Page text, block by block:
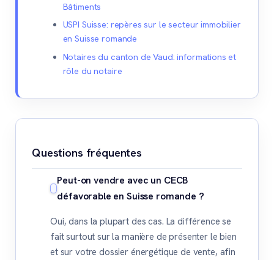
Bâtiments
USPI Suisse: repères sur le secteur immobilier
en Suisse romande
Notaires du canton de Vaud: informations et
rôle du notaire
Questions fréquentes
Peut-on vendre avec un CECB
défavorable en Suisse romande ?
Oui, dans la plupart des cas. La différence se
fait surtout sur la manière de présenter le bien
et sur votre dossier énergétique de vente, afin